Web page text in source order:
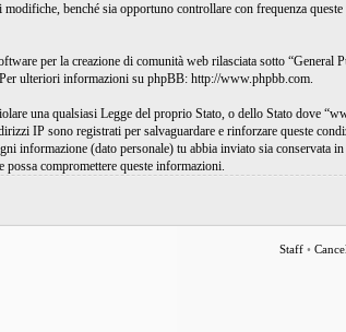
benché sia opportuno controllare con frequenza
per la creazione di comunità web rilasciata sotto “General
ulteriori informazioni su phpBB: http://www.phpbb.com.
una qualsiasi Legge del proprio Stato, o dello Stato dove
IP sono registrati per salvaguardare e rinforzare queste
informazione (dato personale) tu abbia inviato sia conservata
compromettere queste informazioni.
Staff •